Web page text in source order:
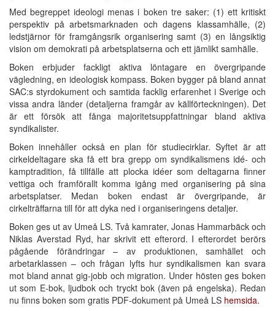
Med begreppet ideologi menas i boken tre saker: (1) ett kritiskt
perspektiv på arbetsmarknaden och dagens klassamhälle, (2)
ledstjärnor för framgångsrik organisering samt (3) en långsiktig
vision om demokrati på arbetsplatserna och ett jämlikt samhälle.
Boken erbjuder fackligt aktiva löntagare en övergripande
vägledning, en ideologisk kompass. Boken bygger på bland annat
SAC:s styrdokument och samtida facklig erfarenhet i Sverige och
vissa andra länder (detaljerna framgår av källförteckningen). Det
är ett försök att fånga majoritetsuppfattningar bland aktiva
syndikalister.
Boken innehåller också en plan för studiecirklar. Syftet är att
cirkeldeltagare ska få ett bra grepp om syndikalismens idé- och
kamptradition, få tillfälle att plocka idéer som deltagarna finner
vettiga och framförallt komma igång med organisering på sina
arbetsplatser. Medan boken endast är övergripande, är
cirkelträffarna till för att dyka ned i organiseringens detaljer.
Boken ges ut av Umeå LS. Två kamrater, Jonas Hammarbäck och
Niklas Averstad Ryd, har skrivit ett efterord. I efterordet berörs
pågående förändringar – av produktionen, samhället och
arbetarklassen – och frågan lyfts hur syndikalismen kan svara
mot bland annat gig-jobb och migration. Under hösten ges boken
ut som E-bok, ljudbok och tryckt bok (även på engelska). Redan
nu finns boken som gratis PDF-dokument på Umeå LS hemsida.